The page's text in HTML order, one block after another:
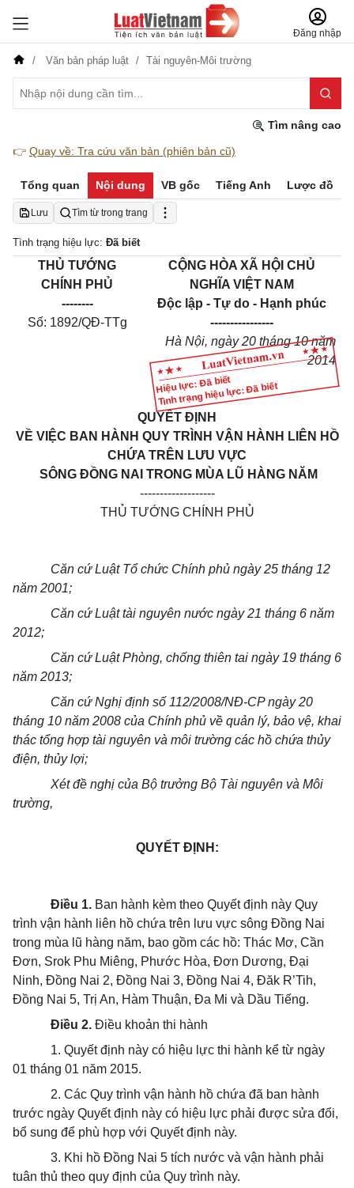
Đăng nhập
Văn bản pháp luật Tài nguyên-Môi trường
Tìm nâng cao
👉 Quay về: Tra cứu văn bản (phiên bản cũ)
Tổng quan Nội dung VB gốc Tiếng Anh Lược đồ
Lưu Tìm từ trong trang
Tình trạng hiệu lực: Đã biết
Hiệu lực: Đã biết
Tình trạng hiệu lực: Đã biết
THỦ TƯỚNG
CHÍNH PHỦ
--------
Số: 1892/QĐ-TTg
CỘNG HÒA XÃ HỘI CHỦ
NGHĨA VIỆT NAM
Độc lập - Tự do - Hạnh phúc
----------------
Hà Nội, ngày 20 tháng 10 năm
2014
QUYẾT ĐỊNH
VỀ VIỆC BAN HÀNH QUY TRÌNH VẬN HÀNH LIÊN HỒ
CHỨA TRÊN LƯU VỰC
SÔNG ĐỒNG NAI TRONG MÙA LŨ HÀNG NĂM
-------------------
THỦ TƯỚNG CHÍNH PHỦ
Căn cứ Luật Tổ chức Chính phủ ngày 25 tháng 12
năm 2001;
Căn cứ Luật tài nguyên nước ngày 21 tháng 6 năm
2012;
Căn cứ Luật Phòng, chống thiên tai ngày 19 tháng 6
năm 2013;
Căn cứ Nghị định số 112/2008/NĐ-CP ngày 20
tháng 10 năm 2008 của Chính phủ về quản lý, bảo vệ, khai
thác tổng hợp tài nguyên và môi trường các hồ chứa thủy
điện, thủy lợi;
Xét đề nghị của Bộ trưởng Bộ Tài nguyên và Môi
trường,
QUYẾT ĐỊNH:
Điều 1. Ban hành kèm theo Quyết định này Quy
trình vận hành liên hồ chứa trên lưu vực sông Đồng Nai
trong mùa lũ hàng năm, bao gồm các hồ: Thác Mơ, Cần
Đơn, Srok Phu Miêng, Phước Hòa, Đơn Dương, Đại
Ninh, Đồng Nai 2, Đồng Nai 3, Đồng Nai 4, Đăk R’Tih,
Đồng Nai 5, Trị An, Hàm Thuận, Đa Mi và Dầu Tiếng.
Điều 2. Điều khoản thi hành
1. Quyết định này có hiệu lực thi hành kể từ ngày
01 tháng 01 năm 2015.
2. Các Quy trình vận hành hồ chứa đã ban hành
trước ngày Quyết định này có hiệu lực phải được sửa đổi,
bổ sung để phù hợp với Quyết định này.
3. Khi hồ Đồng Nai 5 tích nước và vận hành phải
tuân thủ theo quy định của Quy trình này.